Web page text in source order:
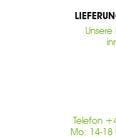
Telefon
Mo: 14-18